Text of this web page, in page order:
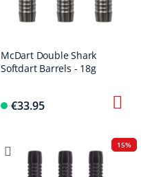
McDart Double Shark
Softdart Barrels - 18g
€33.95
15%